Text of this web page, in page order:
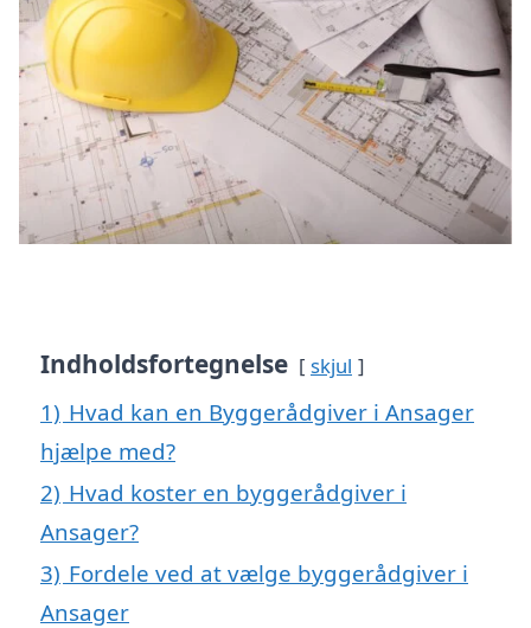
Indholdsfortegnelse skjul
1) Hvad kan en Byggerådgiver i Ansager
hjælpe med?
2) Hvad koster en byggerådgiver i
Ansager?
3) Fordele ved at vælge byggerådgiver i
Ansager